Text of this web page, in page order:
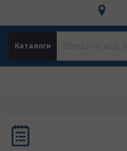
Каталоги